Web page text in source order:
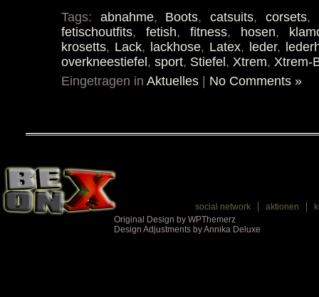
Tags: abnahme, Boots,catsuits, corsets,
fetischoutfits, fetish, fitness, hosen,
krosetts, Lack, lackhose, Latex, leder,
overkneestiefel , sport, Stiefel , Xtrem, Xtrem-
Eingetragen in Aktuelles No Comments »
aktionen
social network
Original Design by WPThemerz
Design Adjustments by Annika Deluxe